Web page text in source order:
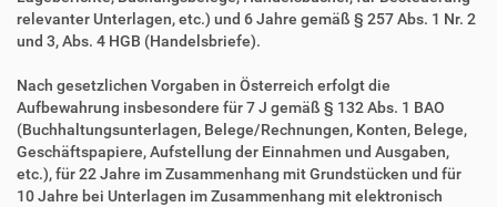
relevanter Unterlagen, etc.) und 6 Jahre gemäß § 257 Abs. 1 Nr. 2
und 3, Abs. 4 HGB (Handelsbriefe).
Nach gesetzlichen Vorgaben in Österreich erfolgt die
Aufbewahrung insbesondere für 7 J gemäß § 132 Abs. 1 BAO
(Buchhaltungsunterlagen, Belege/Rechnungen, Konten, Belege,
Geschäftspapiere, Aufstellung der Einnahmen und Ausgaben,
etc.), für 22 Jahre im Zusammenhang mit Grundstücken und für
10 Jahre bei Unterlagen im Zusammenhang mit elektronisch